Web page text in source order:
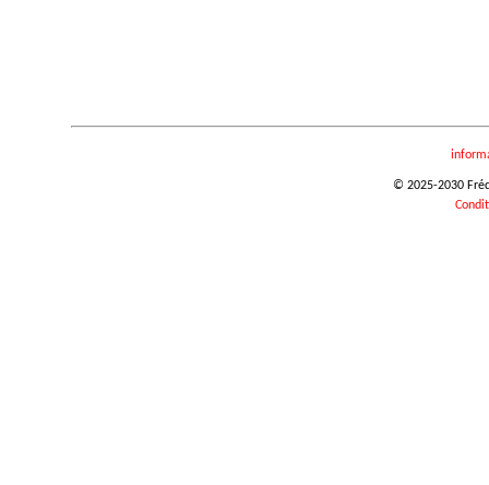
© 2025-2030